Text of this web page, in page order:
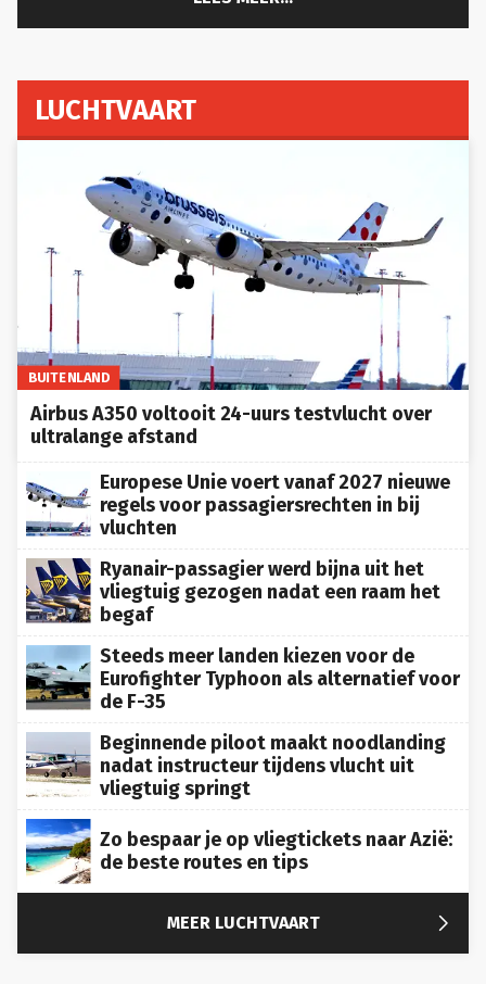
LUCHTVAART
BUITENLAND
Airbus A350 voltooit 24-uurs testvlucht over
ultralange afstand
Europese Unie voert vanaf 2027 nieuwe
regels voor passagiersrechten in bij
vluchten
Ryanair-passagier werd bijna uit het
vliegtuig gezogen nadat een raam het
begaf
Steeds meer landen kiezen voor de
Eurofighter Typhoon als alternatief voor
de F-35
Beginnende piloot maakt noodlanding
nadat instructeur tijdens vlucht uit
vliegtuig springt
Zo bespaar je op vliegtickets naar Azië:
de beste routes en tips
MEER LUCHTVAART 